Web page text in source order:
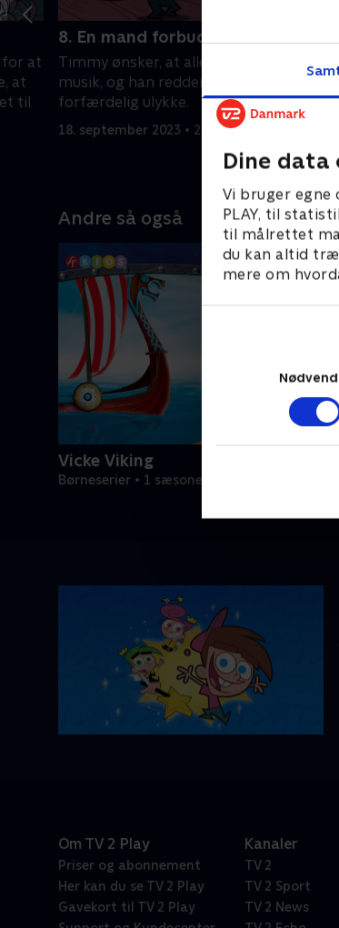
Dine data
Vi bruger egne
PLAY, til
til målrettet
du kan altid
mere om
at
at
til
8. En mand forbudt
Timmy ønsker, at alle skal elske hans
musik, og han redder Vicky fra en
forfærdelig ulykke.
18. september 2023 • 23 min
Andre så også
Vicke Viking
Børneserier • 1 sæsoner
Om TV 2 Play
Priser og abonnement
Her kan du se TV 2 Play
Gavekort til TV 2 Play
Kanaler
TV 2
TV 2 Sport
TV 2 News